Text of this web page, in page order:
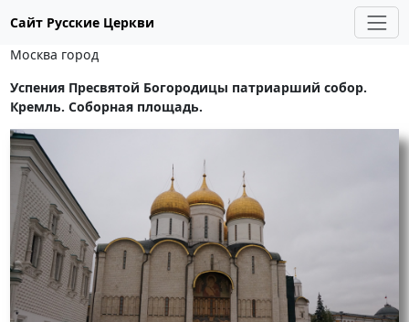
Сайт Русские Церкви
Москва город
Успения Пресвятой Богородицы патриарший собор.
Кремль. Соборная площадь.